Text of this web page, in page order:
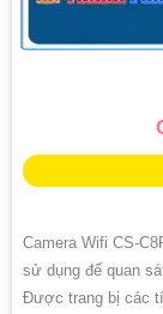
Camera Wifi CS-
sử dụng để quan
Được trang bị các